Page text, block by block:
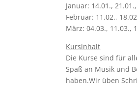
Januar: 14.01.,
Februar: 11.02.,
März: 04.03., 11.03.,
Kursinhalt
Die Kurse sind für
Spaß an Musik und
haben.Wir üben